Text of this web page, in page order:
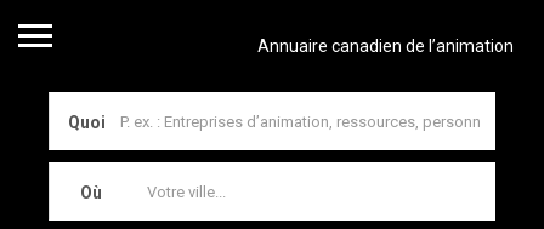
Annuaire canadien de l’animation
Quoi
Où